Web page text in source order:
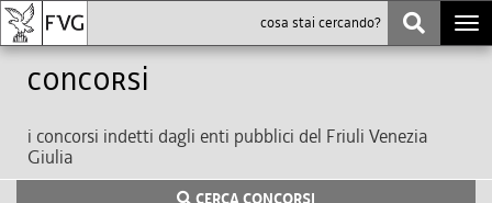
Concorsi
i concorsi indetti dagli enti pubblici del Friuli Venezia
Giulia